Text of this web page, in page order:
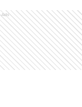
Ads